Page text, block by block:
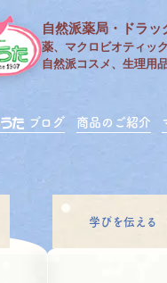
自然派薬局・ドラッ
薬、マクロビオティッ
自然派コスメ、生理用
ブログ 商品のご紹介
学びを伝える